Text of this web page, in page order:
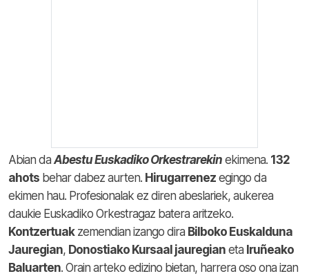
Abian daAbestu Euskadiko Orkestrarekin ekimena. 132
ahots behar dabez aurten. Hirugarrenez egingo da
ekimen hau. Profesionalak ez diren abeslariek, aukerea
daukie Euskadiko Orkestragaz batera aritzeko.
Kontzertuakzemendian izango dira Bilboko Euskalduna
Jauregian, Donostiako Kursaal jauregian eta Iruñeako
Baluarten. Orain arteko edizino bietan, harrera oso ona izan